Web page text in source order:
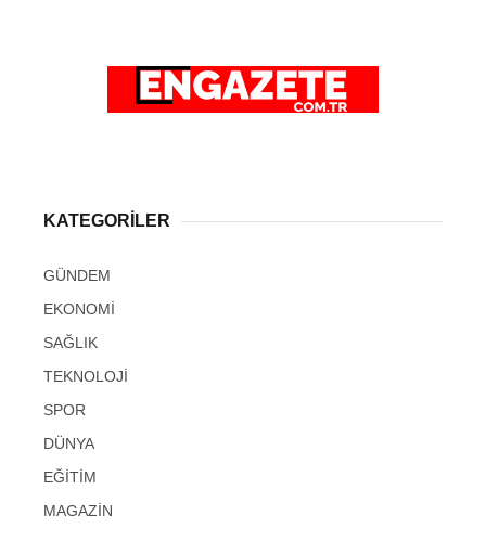
KATEGORİLER
GÜNDEM
EKONOMİ
SAĞLIK
TEKNOLOJİ
SPOR
DÜNYA
EĞİTİM
MAGAZİN